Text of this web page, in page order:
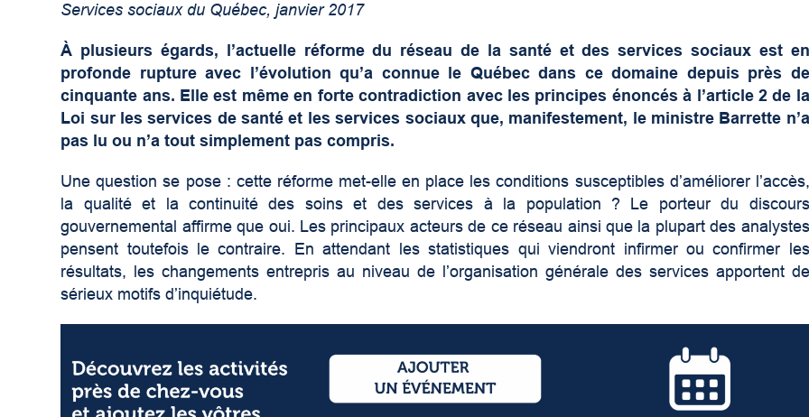
Services sociaux du Québec, janvier 2017
À plusieurs égards, l’actuelle réforme du réseau de la santé et des services sociaux est en
profonde rupture avec l’évolution qu’a connue le Québec dans ce domaine depuis près de
cinquante ans. Elle est même en forte contradiction avec les principes énoncés à l’article 2 de la
Loi sur les services de santé et les services sociaux que, manifestement, le ministre Barrette n’a
pas lu ou n’a tout simplement pas compris.
Une question se pose : cette réforme met-elle en place les conditions susceptibles d’améliorer l’accès,
la qualité et la continuité des soins et des services à la population ? Le porteur du discours
gouvernemental affirme que oui. Les principaux acteurs de ce réseau ainsi que la plupart des analystes
pensent toutefois le contraire. En attendant les statistiques qui viendront infirmer ou confirmer les
résultats, les changements entrepris au niveau de l’organisation générale des services apportent de
sérieux motifs d’inquiétude.